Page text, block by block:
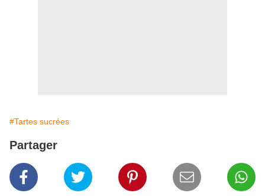
#Tartes sucrées
Partager